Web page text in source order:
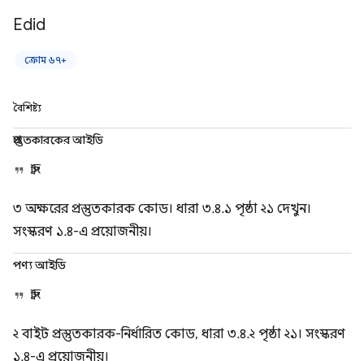
Edid
ক্রোম ৬৭+
বৈশিষ্ট্য
প্রস্তুতকারকের আইডি
স্ট্রিং
৩ অক্ষরের প্রস্তুতকারক কোড। ধারা ৩.৪.১ পৃষ্ঠা ২১ দেখুন।
সংস্করণ ১.৪-এ প্রয়োজনীয়।
পণ্য আইডি
স্ট্রিং
২ বাইট প্রস্তুতকারক-নির্ধারিত কোড, ধারা ৩.৪.২ পৃষ্ঠা ২১। সংস্করণ
১.৪-এ প্রয়োজনীয়।